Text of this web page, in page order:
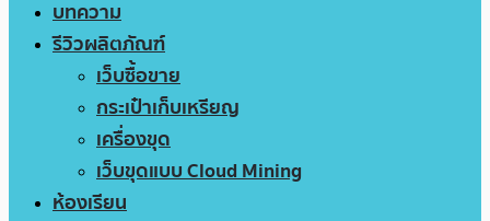
บทความ
รีวิวผลิตภัณฑ์
เว็บซื้อขาย
กระเป๋าเก็บเหรียญ
เครื่องขุด
เว็บขุดแบบ Cloud Mining
ห้องเรียน